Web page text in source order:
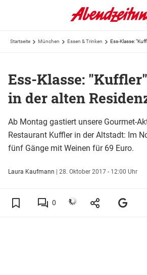
Startseite München Essen & Trinken
Ess-Klasse:
in der alten
Ab Montag gastiert unsere Gourmet-
Restaurant Kuffler in der Altstadt: Im
fünf Gänge mit Weinen für 69 Euro.
Laura Kaufmann | 28. Oktober 2017 - 12:00 Uhr
0